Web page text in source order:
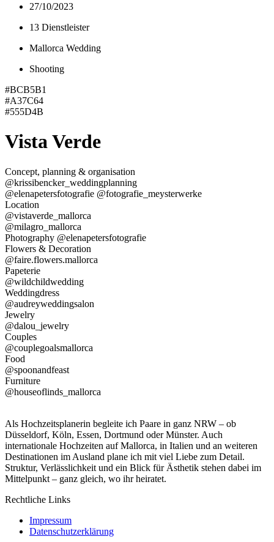
27/10/2023
13 Dienstleister
Mallorca Wedding
Shooting
#BCB5B1
#A37C64
#555D4B
Vista Verde
Concept, planning & organisation
@krissibencker_weddingplanning
@elenapetersfotografie @fotografie_meysterwerke
Location
@vistaverde_mallorca
@milagro_mallorca
Photography @elenapetersfotografie
Flowers & Decoration
@faire.flowers.mallorca
Papeterie
@wildchildwedding
Weddingdress
@audreyweddingsalon
Jewelry
@dalou_jewelry
Couples
@couplegoalsmallorca
Food
@spoonandfeast
Furniture
@houseoflinds_mallorca
Als Hochzeitsplanerin begleite ich Paare in ganz NRW – ob
Düsseldorf, Köln, Essen, Dortmund oder Münster. Auch
internationale Hochzeiten auf Mallorca, in Italien und an weiteren
Destinationen im Ausland plane ich mit viel Liebe zum Detail.
Struktur, Verlässlichkeit und ein Blick für Ästhetik stehen dabei im
Mittelpunkt – ganz gleich, wo ihr heiratet.
Rechtliche Links
Impressum
Datenschutzerklärung